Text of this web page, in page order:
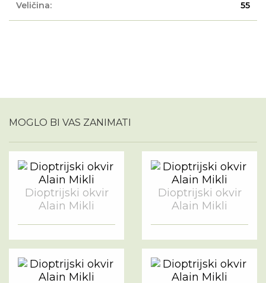
Veličina: 55
MOGLO BI VAS ZANIMATI
Dioptrijski okvir
Alain Mikli
Dioptrijski okvir
Alain Mikli